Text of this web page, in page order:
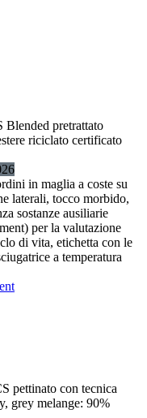
Blended pretrattato
riciclato certificato
in maglia a coste su
laterali, tocco morbido,
sostanze ausiliarie
per la valutazione
di vita, etichetta con le
a temperatura
pettinato con tecnica
grey melange: 90%